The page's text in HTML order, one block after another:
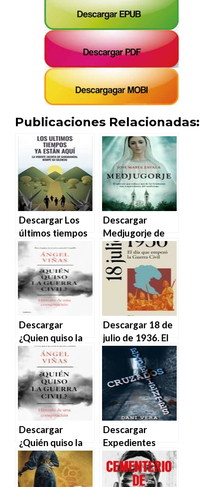
Publicaciones Relacionadas:
Descargar Los
últimos tiempos
ya están aquí de
José María
Zavala en EPUB |
PDF | MOBI
Descargar
Medjugorje de
José María
Zavala en EPUB |
PDF | MOBI
Descargar
¿Quien quiso la
Guerra Civil? –
Ángel Viñas en
EPUB | PDF |
MOBI
Descargar 18 de
julio de 1936. El
día que empezó
la Guerra Civil de
Pilar Mera Costas
en EPUB | PDF |
MOBI
Descargar
¿Quién quiso la
guerra civil? de
Ángel Viñas
Martín en EPUB |
Descargar
Expedientes
cruzados – Dani
Vera en EPUB |
PDF | MOBI